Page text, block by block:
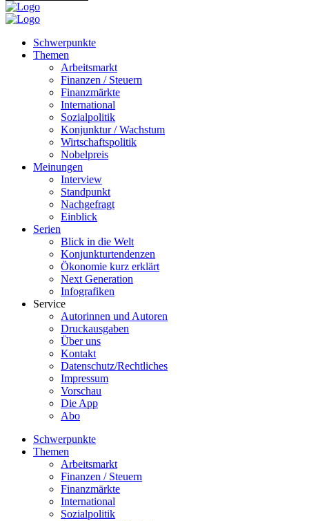
Schwerpunkte
Themen
Arbeitsmarkt
Finanzen / Steuern
Finanzmärkte
International
Sozialpolitik
Konjunktur / Wachstum
Wirtschaftspolitik
Nobelpreis
Meinungen
Interview
Standpunkt
Nachgefragt
Einblick
Serien
Blick in die Welt
Konjunkturtendenzen
Ökonomie kurz erklärt
Next Generation
Infografiken
Service
Autorinnen und Autoren
Druckausgaben
Über uns
Kontakt
Datenschutz/Rechtliches
Impressum
Vorschau
Die App
Abo
Schwerpunkte
Themen
Arbeitsmarkt
Finanzen / Steuern
Finanzmärkte
International
Sozialpolitik